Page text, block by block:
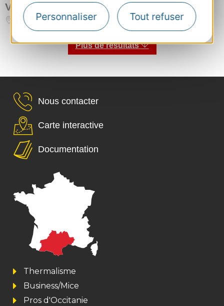
Personnaliser Tout refuser
VILLAGE CLUB MILEADE
LE BARCARES
Capacité d'hébergement : 736 personnes
Plus de résultats
Nous contacter
Carte interactive
Documentation
Thermalisme
Business/Mice
Pros d'Occitanie